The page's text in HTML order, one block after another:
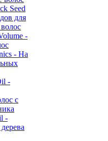
Seed
для
-
- На
-
с
-